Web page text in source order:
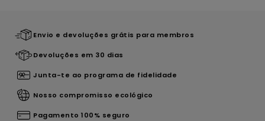
Envio e devoluções grátis para membros
Devoluções em 30 dias
Junta-te ao programa de fidelidade
Nosso compromisso ecológico
Pagamento 100% seguro